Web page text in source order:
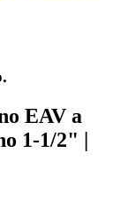
EAV a
1-1/2" |